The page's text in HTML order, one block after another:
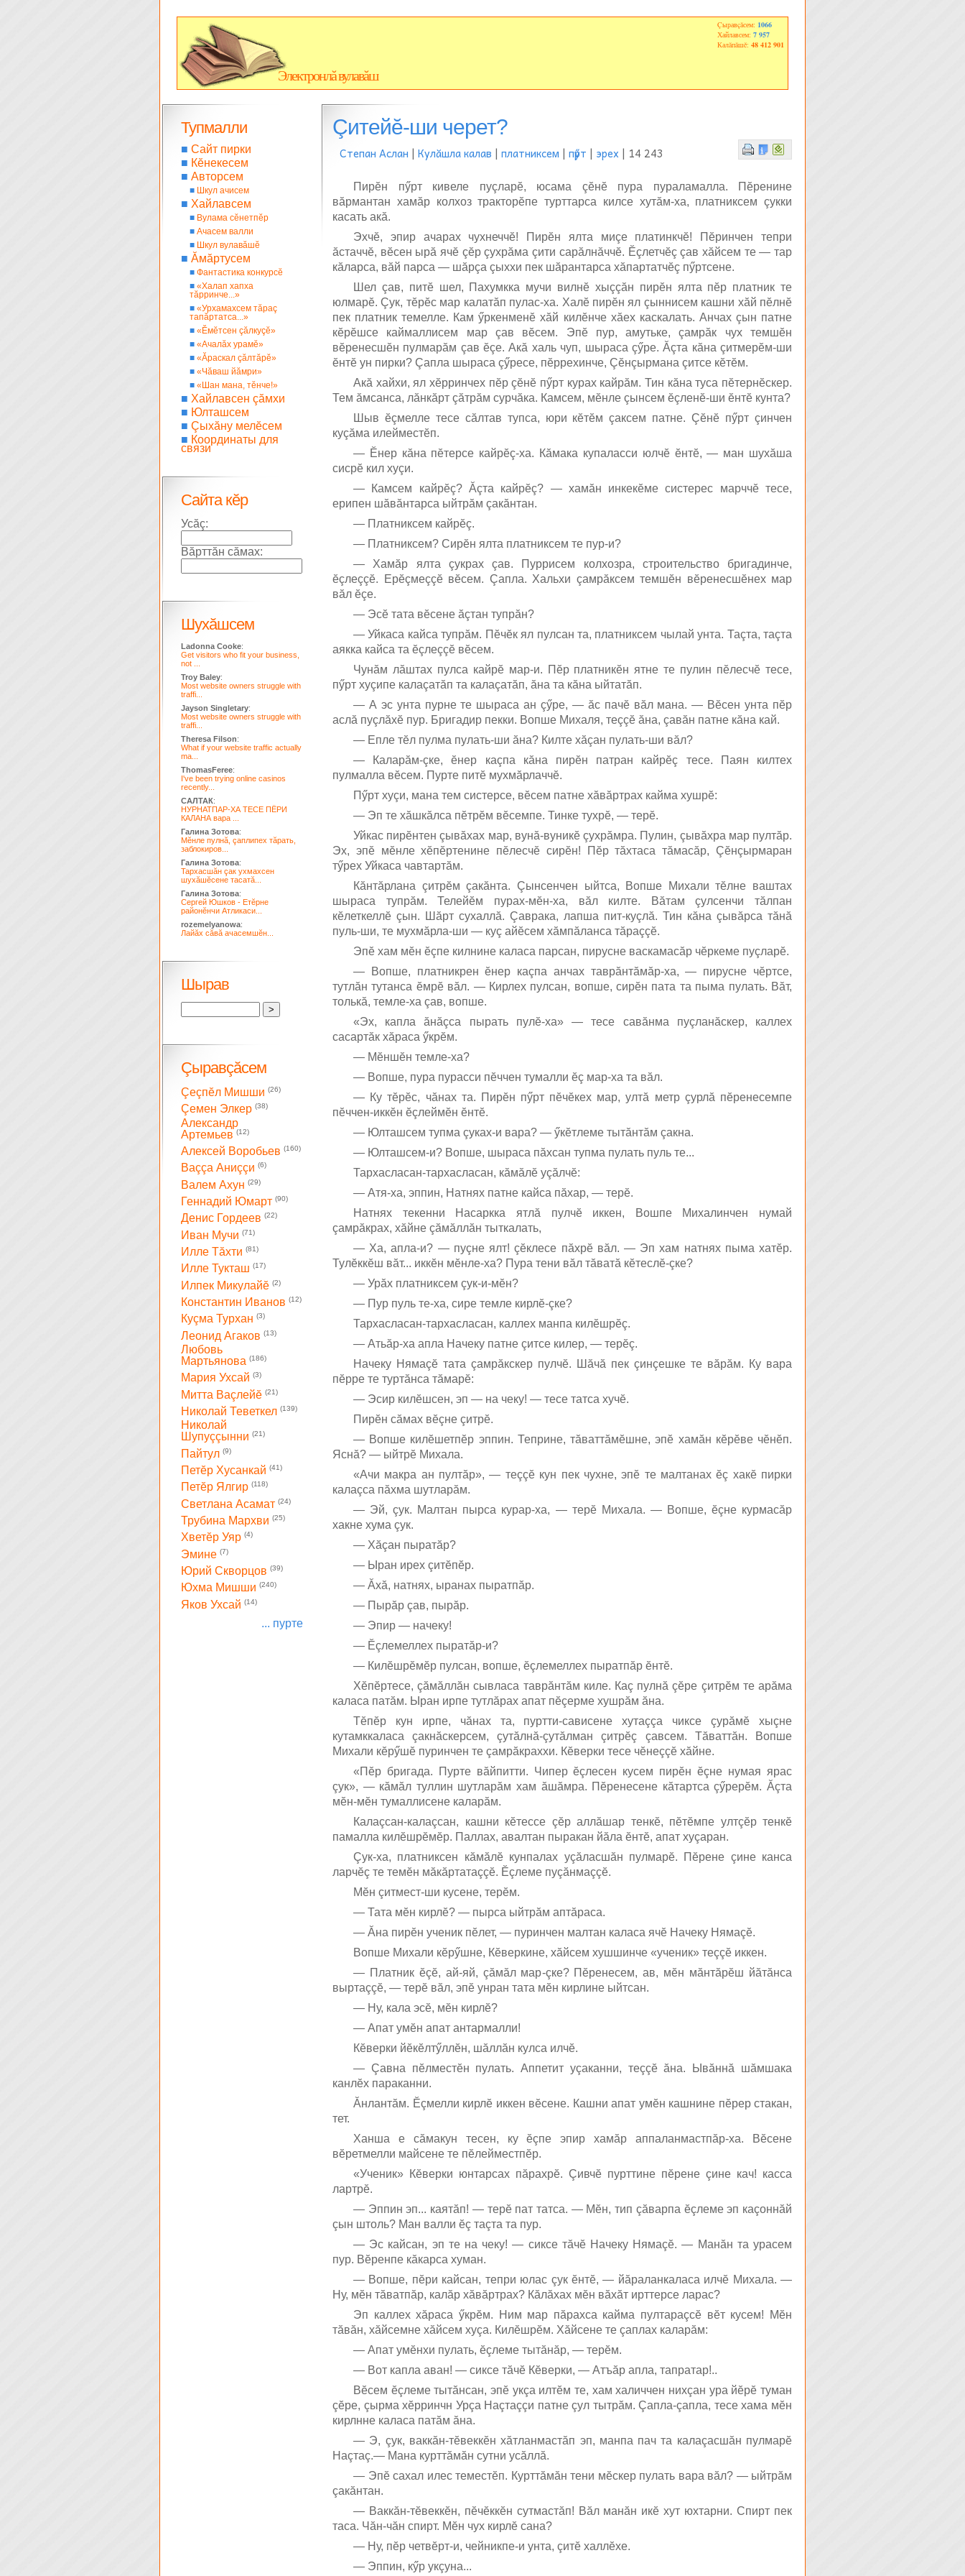
Электронлă вулавăш
Çыравçăсем: 1066
Хайлавсем: 7 957
Калăпăшĕ: 48 412 901
Çитейĕ-ши черет?
Степан Аслан | Кулăшла калав | платниксем | пӳрт | эрех | 14 243
Пирĕн пӳрт кивеле пуçларĕ, юсама çĕнĕ пура пураламалла. Пĕренине
вăрмантан хамăр колхоз тракторĕпе турттарса килсе хутăм-ха, платниксем çукки
касать акă.
Эхчĕ, эпир ачарах чухнеччĕ! Пирĕн ялта миçе платинкчĕ! Пĕринчен тепри
ăстаччĕ, вĕсен ырă ячĕ çĕр çухрăма çити сарăлнăччĕ. Ĕçлетчĕç çав хăйсем те — тар
кăларса, вăй парса — шăрçа çыххи пек шăрантарса хăпартатчĕç пӳртсене.
Шел çав, питĕ шел, Пахумкка мучи вилнĕ хыççăн пирĕн ялта пĕр платник те
юлмарĕ. Çук, тĕрĕс мар калатăп пулас-ха. Халĕ пирĕн ял çыннисем кашни хăй пĕлнĕ
пек платник темелле. Кам ӳркенменĕ хăй килĕнче хăех каскалать. Анчах çын патне
кĕрĕшсе каймаллисем мар çав вĕсем. Эпĕ пур, амутьке, çамрăк чух темшĕн
вĕренесшĕн пулмарăм çав ĕçе. Акă халь чуп, шыраса çӳре. Ăçта кăна çитмерĕм-ши
ĕнтĕ ун пирки? Çапла шыраса çӳресе, пĕррехинче, Çĕнçырмана çитсе кĕтĕм.
Акă хайхи, ял хĕрринчех пĕр çĕнĕ пӳрт курах кайрăм. Тин кăна туса пĕтернĕскер.
Тем ăмсанса, лăнкăрт çăтрăм сурчăка. Камсем, мĕнле çынсем ĕçленĕ-ши ĕнтĕ кунта?
Шыв ĕçмелле тесе сăлтав тупса, юри кĕтĕм çаксем патне. Çĕнĕ пӳрт çинчен
куçăма илейместĕп.
— Ĕнер кăна пĕтерсе кайрĕç-ха. Кăмака купаласси юлчĕ ĕнтĕ, — ман шухăша
сисрĕ кил хуçи.
— Камсем кайрĕç? Ăçта кайрĕç? — хамăн инкекĕме систерес марччĕ тесе,
ерипен шăвăнтарса ыйтрăм çакăнтан.
— Платниксем кайрĕç.
— Платниксем? Сирĕн ялта платниксем те пур-и?
— Хамăр ялта çукрах çав. Пуррисем колхозра, строительство бригадинче,
ĕçлеççĕ. Ерĕçмеççĕ вĕсем. Çапла. Хальхи çамрăксем темшĕн вĕренесшĕнех мар
вăл ĕçе.
— Эсĕ тата вĕсене ăçтан тупрăн?
— Уйкаса кайса тупрăм. Пĕчĕк ял пулсан та, платниксем чылай унта. Таçта, таçта
аякка кайса та ĕçлеççĕ вĕсем.
Чунăм лăштах пулса кайрĕ мар-и. Пĕр платникĕн ятне те пулин пĕлесчĕ тесе,
пӳрт хуçипе калаçатăп та калаçатăп, ăна та кăна ыйтатăп.
— А эс унта пурне те шыраса ан çӳре, — ăс пачĕ вăл мана. — Вĕсен унта пĕр
аслă пуçлăхĕ пур. Бригадир пекки. Вопше Михаля, теççĕ ăна, çавăн патне кăна кай.
— Епле тĕл пулма пулать-ши ăна? Килте хăçан пулать-ши вăл?
— Каларăм-çке, ĕнер каçпа кăна пирĕн патран кайрĕç тесе. Паян килтех
пулмалла вĕсем. Пурте питĕ мухмăрлаччĕ.
Пӳрт хуçи, мана тем систерсе, вĕсем патне хăвăртрах кайма хушрĕ:
— Эп те хăшкăлса пĕтрĕм вĕсемпе. Тинке тухрĕ, — терĕ.
Уйкас пирĕнтен çывăхах мар, вунă-вуникĕ çухрăмра. Пулин, çывăхра мар пултăр.
Эх, эпĕ мĕнле хĕпĕртенине пĕлесчĕ сирĕн! Пĕр тăхтаса тăмасăр, Çĕнçырмаран
тӳрех Уйкаса чавтартăм.
Кăнтăрлана çитрĕм çакăнта. Çынсенчен ыйтса, Вопше Михали тĕлне ваштах
шыраса тупрăм. Телейĕм пурах-мĕн-ха, вăл килте. Вăтам çулсенчи тăлпан
кĕлеткеллĕ çын. Шăрт сухаллă. Çаврака, лапша пит-куçлă. Тин кăна çывăрса тăнă
пуль-ши, те мухмăрла-ши — куç айĕсем хăмпăланса тăраççĕ.
Эпĕ хам мĕн ĕçпе килнине каласа парсан, пирусне васкамасăр чĕркеме пуçларĕ.
— Вопше, платникрен ĕнер каçпа анчах таврăнтăмăр-ха, — пирусне чĕртсе,
тутлăн тутанса ĕмрĕ вăл. — Кирлех пулсан, вопше, сирĕн пата та пыма пулать. Вăт,
толькă, темле-ха çав, вопше.
«Эх, капла ăнăçса пырать пулĕ-ха» — тесе савăнма пуçланăскер, каллех
сасартăк хăраса ӳкрĕм.
— Мĕншĕн темле-ха?
— Вопше, пура пурасси пĕччен тумалли ĕç мар-ха та вăл.
— Ку тĕрĕс, чăнах та. Пирĕн пӳрт пĕчĕкех мар, ултă метр çурлă пĕренесемпе
пĕччен-иккĕн ĕçлеймĕн ĕнтĕ.
— Юлташсем тупма çуках-и вара? — ӳкĕтлеме тытăнтăм çакна.
— Юлташсем-и? Вопше, шыраса пăхсан тупма пулать пуль те...
Тархасласан-тархасласан, кăмăлĕ уçăлчĕ:
— Атя-ха, эппин, Натнях патне кайса пăхар, — терĕ.
Натнях текенни Насаркка ятлă пулчĕ иккен, Вошпе Михалинчен нумай
çамрăкрах, хăйне çăмăллăн тыткалать,
— Ха, апла-и? — пуçне ялт! çĕклесе пăхрĕ вăл. — Эп хам натнях пыма хатĕр.
Тулĕккĕш вăт... иккĕн мĕнле-ха? Пура тени вăл тăватă кĕтеслĕ-çке?
— Урăх платниксем çук-и-мĕн?
— Пур пуль те-ха, сире темле кирлĕ-çке?
Тархасласан-тархасласан, каллех манпа килĕшрĕç.
— Атьăр-ха апла Начеку патне çитсе килер, — терĕç.
Начеку Нямаçĕ тата çамрăкскер пулчĕ. Шăчă пек çинçешке те вăрăм. Ку вара
пĕрре те туртăнса тăмарĕ:
— Эсир килĕшсен, эп — на чеку! — тесе татса хучĕ.
Пирĕн сăмах вĕçне çитрĕ.
— Вопше килĕшетпĕр эппин. Теприне, тăваттăмĕшне, эпĕ хамăн кĕрĕве чĕнĕп.
Яснă? — ыйтрĕ Михала.
«Ачи макра ан пултăр», — теççĕ кун пек чухне, эпĕ те малтанах ĕç хакĕ пирки
калаçса пăхма шутларăм.
— Эй, çук. Малтан пырса курар-ха, — терĕ Михала. — Вопше, ĕçне курмасăр
хакне хума çук.
— Хăçан пыратăр?
— Ыран ирех çитĕпĕр.
— Ăхă, натнях, ыранах пыратпăр.
— Пырăр çав, пырăр.
— Эпир — начеку!
— Ĕçлемеллех пыратăр-и?
— Килĕшрĕмĕр пулсан, вопше, ĕçлемеллех пыратпăр ĕнтĕ.
Хĕпĕртесе, çăмăллăн сывласа таврăнтăм киле. Каç пулнă çĕре çитрĕм те арăма
каласа патăм. Ыран ирпе тутлăрах апат пĕçерме хушрăм ăна.
Тĕпĕр кун ирпе, чăнах та, пуртти-сависене хутаççа чиксе çурăмĕ хыçне
кутамккаласа çакнăскерсем, çутăлнă-çутăлман çитрĕç çавсем. Тăваттăн. Вопше
Михали кĕрӳшĕ пуринчен те çамрăкраххи. Кĕверки тесе чĕнеççĕ хăйне.
«Пĕр бригада. Пурте вăйпитти. Чипер ĕçлесен кусем пирĕн ĕçне нумая ярас
çук», — кăмăл туллин шутларăм хам ăшăмра. Пĕренесене кăтартса çӳрерĕм. Ăçта
мĕн-мĕн тумаллисене каларăм.
Калаçсан-калаçсан, кашни кĕтессе çĕр аллăшар тенкĕ, пĕтĕмпе ултçĕр тенкĕ
памалла килĕшрĕмĕр. Паллах, авалтан пыракан йăла ĕнтĕ, апат хуçаран.
Çук-ха, платниксен кăмăлĕ кунпалах уçăласшăн пулмарĕ. Пĕрене çине канса
ларчĕç те темĕн мăкăртатаççĕ. Ĕçлеме пуçăнмаççĕ.
Мĕн çитмест-ши кусене, терĕм.
— Тата мĕн кирлĕ? — пырса ыйтрăм аптăраса.
— Ăна пирĕн ученик пĕлет, — пуринчен малтан каласа ячĕ Начеку Нямаçĕ.
Вопше Михали кĕрӳшне, Кĕверкине, хăйсем хушшинче «ученик» теççĕ иккен.
— Платник ĕçĕ, ай-яй, çăмăл мар-çке? Пĕренесем, ав, мĕн мăнтăрĕш йăтăнса
выртаççĕ, — терĕ вăл, эпĕ унран тата мĕн кирлине ыйтсан.
— Ну, кала эсĕ, мĕн кирлĕ?
— Апат умĕн апат антармалли!
Кĕверки йĕкĕлтӳллĕн, шăллăн кулса илчĕ.
— Çавна пĕлместĕн пулать. Аппетит уçаканни, теççĕ ăна. Ывăннă шăмшака
канлĕх параканни.
Ăнлантăм. Ĕçмелли кирлĕ иккен вĕсене. Кашни апат умĕн кашнине пĕрер стакан,
тет.
Ханша е сăмакун тесен, ку ĕçпе эпир хамăр аппаланмастпăр-ха. Вĕсене
вĕретмелли майсене те пĕлейместпĕр.
«Ученик» Кĕверки юнтарсах пăрахрĕ. Çивчĕ пурттине пĕрене çине кач! касса
лартрĕ.
— Эппин эп... каятăп! — терĕ пат татса. — Мĕн, тип çăварпа ĕçлеме эп каçоннăй
çын штоль? Ман валли ĕç таçта та пур.
— Эс кайсан, эп те на чеку! — сиксе тăчĕ Начеку Нямаçĕ. — Манăн та урасем
пур. Вĕренпе кăкарса хуман.
— Вопше, пĕри кайсан, тепри юлас çук ĕнтĕ, — йăраланкаласа илчĕ Михала. —
Ну, мĕн тăватпăр, калăр хăвăртрах? Кăлăхах мĕн вăхăт ирттерсе ларас?
Эп каллех хăраса ӳкрĕм. Ним мар пăрахса кайма пултараçсĕ вĕт кусем! Мĕн
тăвăн, хăйсемне хăйсем хуçа. Килĕшрĕм. Хăйсене те çаплах каларăм:
— Апат умĕнхи пулать, ĕçлеме тытăнăр, — терĕм.
— Вот капла аван! — сиксе тăчĕ Кĕверки, — Атъăр апла, тапратар!..
Вĕсем ĕçлеме тытăнсан, эпĕ укçа илтĕм те, хам халиччен нихçан ура йĕрĕ туман
çĕре, çырма хĕрринчн Урçа Наçтаççи патне çул тытрăм. Çапла-çапла, тесе хама мĕн
кирлнне каласа патăм ăна.
— Э, çук, ваккăн-тĕвеккĕн хăтланмастăп эп, манпа пач та калаçасшăн пулмарĕ
Наçтаç.— Мана курттăмăн сутни усăллă.
— Эпĕ сахал илес теместĕп. Курттăмăн тени мĕскер пулать вара вăл? — ыйтрăм
çакăнтан.
— Ваккăн-тĕвеккĕн, пĕчĕккĕн сутмастăп! Вăл манăн икĕ хут юхтарни. Спирт пек
таса. Чăн-чăн спирт. Мĕн чух кирлĕ сана?
— Ну, пĕр четвĕрт-и, чейникпе-и унта, çитĕ халлĕхе.
— Эппин, кӳр укçуна...
Тупмалли
■ Сайт пирки
■ Кĕнекесем
■ Авторсем
■ Шкул ачисем
■ Хайлавсем
■ Вулама сĕнетпĕр
■ Ачасем валли
■ Шкул вулавăшĕ
■ Ăмăртусем
■ Фантастика конкурсĕ
■ «Халап хапха
тăрринче...»
■ «Урхамахсем тăраç
тапăртатса...»
■ «Ĕмĕтсен çăлкуçĕ»
■ «Ачалăх урамĕ»
■ «Ăраскал çăлтăрĕ»
■ «Чăваш йăмри»
■ «Шан мана, тĕнче!»
■ Хайлавсен çăмхи
■ Юлташсем
■ Çыхăну мелĕсем
■ Координаты для
связи
Сайта кĕр
Усăç:
Вăрттăн сăмах:
Шухăшсем
Ladonna Cooke:
Get visitors who fit your business,
not ...
Troy Baley:
Most website owners struggle with
traffi...
Jayson Singletary:
Most website owners struggle with
traffi...
Theresa Filson:
What if your website traffic actually
ma...
ThomasFeree:
I've been trying online casinos
recently...
САЛТАК:
НУРНАТПАР-ХА ТЕСЕ ПЁРИ
КАЛАНА вара ...
Галина Зотова:
Мĕнле пулнă, çаплипех тăрать,
заблокиров...
Галина Зотова:
Тархасшăн çак ухмахсен
шухăшĕсене тасатă...
Галина Зотова:
Сергей Юшков - Етĕрне
районĕнчи Атликаси...
rozemelyanowa:
Лайăх сăвă ачасемшĕн...
Шырав
Çыравçăсем
Çеçпĕл Мишши (26)
Çемен Элкер (38)
Александр
Артемьев (12)
Алексей Воробьев (160)
Ваççа Аниççи (6)
Валем Ахун (29)
Геннадий Юмарт (90)
Денис Гордеев (22)
Иван Мучи (71)
Илле Тăхти (81)
Илле Тукташ (17)
Илпек Микулайĕ (2)
Константин Иванов (12)
Куçма Турхан (3)
Леонид Агаков (13)
Любовь
Мартьянова (186)
Мария Ухсай (3)
Митта Ваçлейĕ (21)
Николай Теветкел (139)
Николай
Шупуççынни (21)
Пайтул (9)
Петĕр Хусанкай (41)
Петĕр Ялгир (118)
Светлана Асамат (24)
Трубина Мархви (25)
Хветĕр Уяр (4)
Эмине (7)
Юрий Скворцов (39)
Юхма Мишши (240)
Яков Ухсай (14)
... пурте